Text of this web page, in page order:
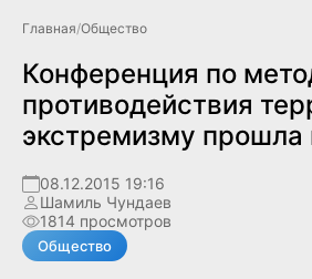
Главная/Общество
Конференция по
противодействия
экстремизму
08.12.2015 19:16
Шамиль Чундаев
1814 просмотров
Общество